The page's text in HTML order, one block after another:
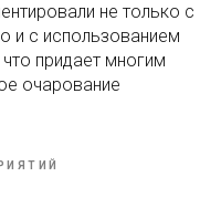
не только с
и с использованием
придает многим
очарование